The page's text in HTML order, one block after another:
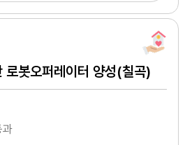
로봇오퍼레이터 양성(칠곡)